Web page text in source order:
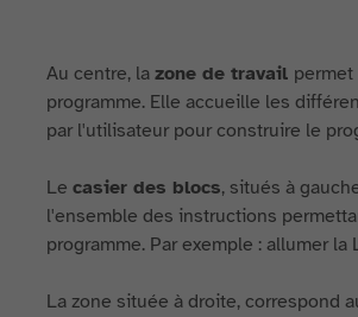
Au centre, lazone de travail permet
programme. Elle accueille les
par l'utilisateur pour construire le
Lecasier des blocs, situés à
l'ensemble des instructions
programme. Par exemple : allumer la
La zone située à droite, correspond